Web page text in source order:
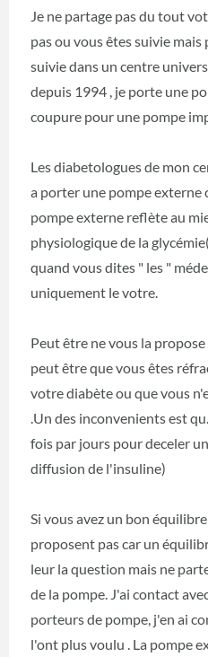
Je ne partage pas du tout
pas ou vous êtes suivie
suivie dans un centre
depuis 1994 , je porte une
coupure pour une pompe
Les diabetologues de mon
a porter une pompe externe
pompe externe reflète au
physiologique de la
quand vous dites " les "
uniquement le votre.
Peut être ne vous la
peut être que vous êtes
votre diabète ou que vous
.Un des inconvenients est
fois par jours pour deceler
diffusion de l'insuline)
Si vous avez un bon
proposent pas car un
leur la question mais ne
de la pompe. J'ai contact
porteurs de pompe, j'en ai
l'ont plus voulu . La pompe